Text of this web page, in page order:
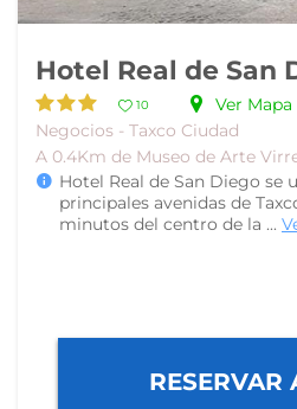
Hotel Real de San
10
Ver Mapa
Negocios - Taxco Ciudad
A 0.4Km de Museo de Arte
Hotel Real de San Diego se
principales avenidas de
minutos del centro de la ...
RESERVAR